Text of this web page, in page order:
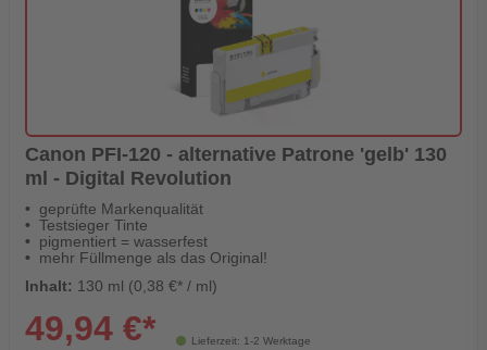
Canon PFI-120 - alternative Patrone 'gelb' 130
ml - Digital Revolution
geprüfte Markenqualität
Testsieger Tinte
pigmentiert = wasserfest
mehr Füllmenge als das Original!
Inhalt: 130 ml (0,38 €* / ml)
Lieferzeit: 1-2 Werktage
49,94 €*